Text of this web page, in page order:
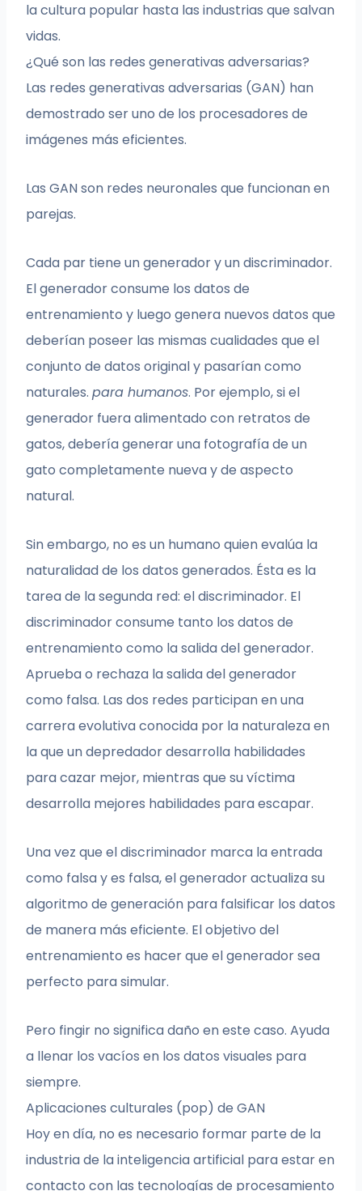
la cultura popular hasta las industrias que salvan
vidas.
¿Qué son las redes generativas adversarias?
Las redes generativas adversarias (GAN) han
demostrado ser uno de los procesadores de
imágenes más eficientes.
Las GAN son redes neuronales que funcionan en
parejas.
Cada par tiene un generador y un discriminador.
El generador consume los datos de
entrenamiento y luego genera nuevos datos que
deberían poseer las mismas cualidades que el
conjunto de datos original y pasarían como
naturales.para humanos. Por ejemplo, si el
generador fuera alimentado con retratos de
gatos, debería generar una fotografía de un
gato completamente nueva y de aspecto
natural.
Sin embargo, no es un humano quien evalúa la
naturalidad de los datos generados. Ésta es la
tarea de la segunda red: el discriminador. El
discriminador consume tanto los datos de
entrenamiento como la salida del generador.
Aprueba o rechaza la salida del generador
como falsa. Las dos redes participan en una
carrera evolutiva conocida por la naturaleza en
la que un depredador desarrolla habilidades
para cazar mejor, mientras que su víctima
desarrolla mejores habilidades para escapar.
Una vez que el discriminador marca la entrada
como falsa y es falsa, el generador actualiza su
algoritmo de generación para falsificar los datos
de manera más eficiente. El objetivo del
entrenamiento es hacer que el generador sea
perfecto para simular.
Pero fingir no significa daño en este caso. Ayuda
a llenar los vacíos en los datos visuales para
siempre.
Aplicaciones culturales (pop) de GAN
Hoy en día, no es necesario formar parte de la
industria de la inteligencia artificial para estar en
contacto con las tecnologías de procesamiento